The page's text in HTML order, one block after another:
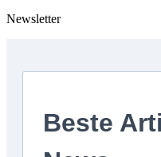
Newsletter